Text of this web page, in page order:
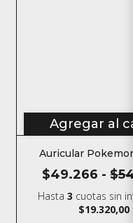
Agregar al
Auricular
$49.266 -
Hasta3 cuotas sin
$19.320,00